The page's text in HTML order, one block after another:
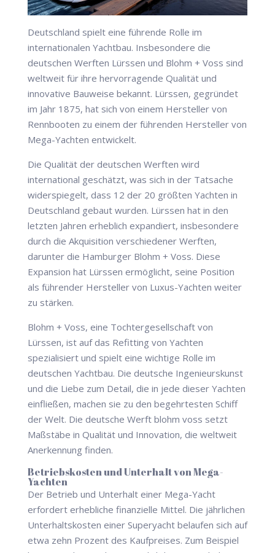
Deutschland spielt eine führende Rolle im
internationalen Yachtbau. Insbesondere die
deutschen Werften Lürssen und Blohm + Voss sind
weltweit für ihre hervorragende Qualität und
innovative Bauweise bekannt. Lürssen, gegründet
im Jahr 1875, hat sich von einem Hersteller von
Rennbooten zu einem der führenden Hersteller von
Mega-Yachten entwickelt.
Die Qualität der deutschen Werften wird
international geschätzt, was sich in der Tatsache
widerspiegelt, dass 12 der 20 größten Yachten in
Deutschland gebaut wurden. Lürssen hat in den
letzten Jahren erheblich expandiert, insbesondere
durch die Akquisition verschiedener Werften,
darunter die Hamburger Blohm + Voss. Diese
Expansion hat Lürssen ermöglicht, seine Position
als führender Hersteller von Luxus-Yachten weiter
zu stärken.
Blohm + Voss, eine Tochtergesellschaft von
Lürssen, ist auf das Refitting von Yachten
spezialisiert und spielt eine wichtige Rolle im
deutschen Yachtbau. Die deutsche Ingenieurskunst
und die Liebe zum Detail, die in jede dieser Yachten
einfließen, machen sie zu den begehrtesten Schiff
der Welt. Die deutsche Werft blohm voss setzt
Maßstäbe in Qualität und Innovation, die weltweit
Anerkennung finden.
Betriebskosten und Unterhalt von Mega-
Yachten
Der Betrieb und Unterhalt einer Mega-Yacht
erfordert erhebliche finanzielle Mittel. Die jährlichen
Unterhaltskosten einer Superyacht belaufen sich auf
etwa zehn Prozent des Kaufpreises. Zum Beispiel